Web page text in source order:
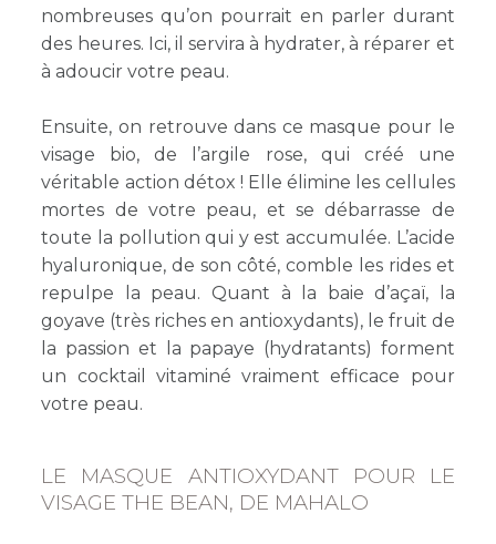
nombreuses qu’on pourrait en parler durant
des heures. Ici, il servira à hydrater, à réparer et
à adoucir votre peau.
Ensuite, on retrouve dans ce masque pour le
visage bio, de l’argile rose, qui créé une
véritable action détox ! Elle élimine les cellules
mortes de votre peau, et se débarrasse de
toute la pollution qui y est accumulée. L’acide
hyaluronique, de son côté, comble les rides et
repulpe la peau. Quant à la baie d’açaï, la
goyave (très riches en antioxydants), le fruit de
la passion et la papaye (hydratants) forment
un cocktail vitaminé vraiment efficace pour
votre peau.
LE MASQUE ANTIOXYDANT POUR LE
VISAGE THE BEAN, DE MAHALO